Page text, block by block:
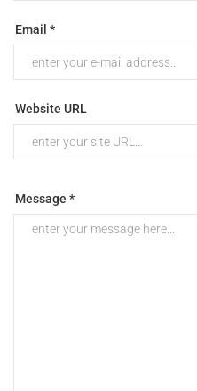
Email *
Website URL
Message *